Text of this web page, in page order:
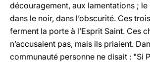
découragement, aux lamentations ; le
dans le noir, dans l’obscurité. Ces
ferment la porte à l’Esprit Saint. Ces
n’accusaient pas, mais ils priaient.
communauté personne ne disait : "Si